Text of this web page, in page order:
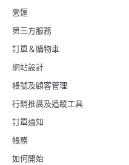
營運
第三方服務
訂單＆購物車
網站設計
帳號及顧客管理
行銷推廣及追蹤工具
訂單通知
帳務
如何開始